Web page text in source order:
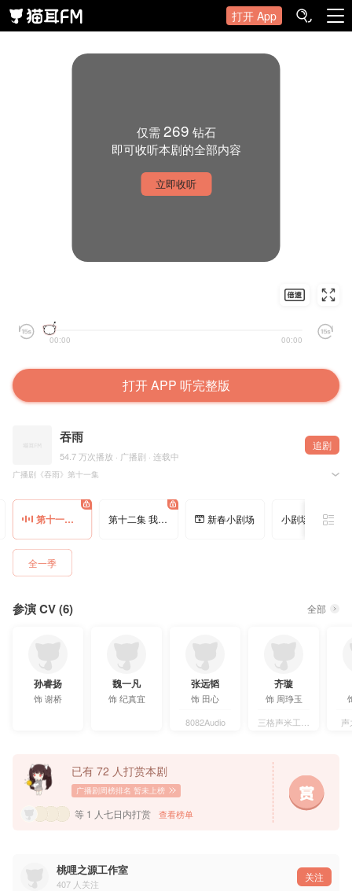
打开 App
仅需 269 钻石
即可收听本剧的全部内容
立即收听
00:00 00:00
打开 APP 听完整版
吞雨
54.7 万次播放 · 广播剧 · 连载中
追剧
广播剧《吞雨》第十一集
夏小正原著，桃哩之源配音工作室制作出品，猫耳FM 独播，欢迎收听！
谢桥：孙睿扬
纪真宜：魏一凡
田心：张远韬
小果：里德
Joey：颜辉
罗跖：李思楠
制作组
制作人：电视台桃PD
监制：黄豆米糕曹摊主、艺体班徐老师
后期监制：金土豆
统筹：爱情保安樊师傅、摩托专修霍老板
海报：一勺酸橙汁
字幕：一枝字幕组
混音/和声：萧清明
第十一集 让我和纪真宜永远在一起 第十二集 我们在宇宙里，也只是两粒依偎的尘埃 新春小剧场 小剧场1 《毛巾兔子》
全一季
参演 CV (6) 全部
孙睿扬
饰谢桥
魏一凡
饰纪真宜
张远韬
饰 田心
8082Audio
齐璇
饰 周琤玉
三格声米工作室
已有 72 人打赏本剧
广播剧周榜排名 暂未上榜
等 1 人七日内打赏 查看榜单
桃哩之源工作室
407 人关注
关注